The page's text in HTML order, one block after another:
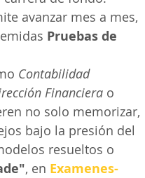
avanzar mes a mes,
Pruebas de
Contabilidad
Financiera o
no solo memorizar,
bajo la presión del
resueltos o
, en Examenes-